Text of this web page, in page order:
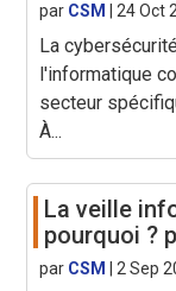
par CSM 24 Oct
La
l'informatique
secteur
À...
La veille
pourquoi ?
par CSM 2 Sep